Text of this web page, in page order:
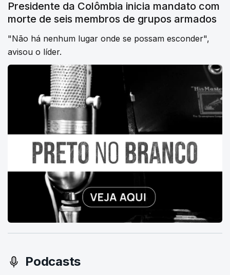
Presidente da Colômbia inicia mandato com
morte de seis membros de grupos armados
"Não há nenhum lugar onde se possam esconder",
avisou o líder.
Podcasts